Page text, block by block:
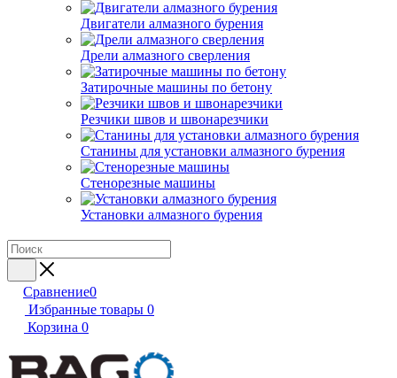
Двигатели алмазного бурения
Дрели алмазного сверления
Затирочные машины по бетону
Резчики швов и швонарезчики
Станины для установки алмазного бурения
Стенорезные машины
Установки алмазного бурения
Сравнение0
Избранные товары 0
Корзина 0